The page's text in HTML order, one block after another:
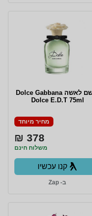
בושם לאשה Dolce Gabbana
Dolce E.D.T 75ml
מחיר מיוחד
378 ₪
משלוח חינם
קנו עכשיו
ב- Zap